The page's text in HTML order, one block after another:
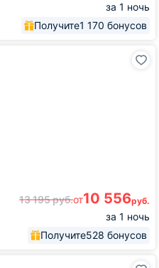
за 1 ночь
Получите1 170 бонусов
13 195руб.от10 556руб.
за 1 ночь
Получите528 бонусов